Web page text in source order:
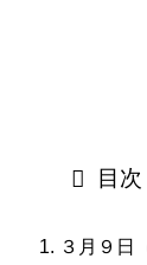
目次
３月９日